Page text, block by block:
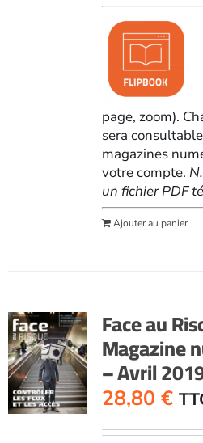
page, zoom).
sera
magazines
votre compte.
un fichier PDF
Ajouter au panier
Face au
Magazine
– Avril
28,80 €